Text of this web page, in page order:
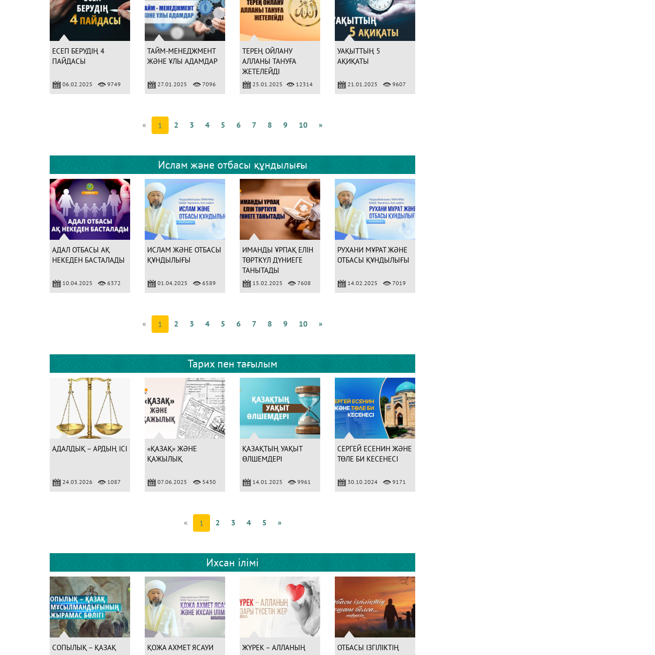
ЕСЕП БЕРУДІҢ 4
ПАЙДАСЫ
06.02.2025 9749
ТАЙМ-МЕНЕДЖМЕНТ
ЖӘНЕ ҰЛЫ АДАМДАР
27.01.2025 7096
ТЕРЕҢ ОЙЛАНУ
АЛЛАНЫ ТАНУҒА
ЖЕТЕЛЕЙДІ
25.01.2025 12314
УАҚЫТТЫҢ 5
АҚИҚАТЫ
21.01.2025 9607
« 1 2 3 4 5 6 7 8 9 10 »
Ислам және отбасы құндылығы
АДАЛ ОТБАСЫ АҚ
НЕКЕДЕН БАСТАЛАДЫ
10.04.2025 6372
ИСЛАМ ЖӘНЕ ОТБАСЫ
ҚҰНДЫЛЫҒЫ
01.04.2025 6589
ИМАНДЫ ҰРПАҚ ЕЛІН
ТӨРТКҮЛ ДҮНИЕГЕ
ТАНЫТАДЫ
15.02.2025 7608
РУХАНИ МҰРАТ ЖӘНЕ
ОТБАСЫ ҚҰНДЫЛЫҒЫ
14.02.2025 7019
« 1 2 3 4 5 6 7 8 9 10 »
Тарих пен тағылым
АДАЛДЫҚ – АРДЫҢ ІСІ
24.03.2026 1087
«ҚАЗАҚ» ЖӘНЕ
ҚАЖЫЛЫҚ
07.06.2025 5430
ҚАЗАҚТЫҢ УАҚЫТ
ӨЛШЕМДЕРІ
14.01.2025 9961
СЕРГЕЙ ЕСЕНИН ЖӘНЕ
ТӨЛЕ БИ КЕСЕНЕСІ
30.10.2024 9171
« 1 2 3 4 5 »
Ихсан ілімі
СОПЫЛЫҚ – ҚАЗАҚ
ҚОЖА АХМЕТ ЯСАУИ
ЖҮРЕК – АЛЛАНЫҢ
ОТБАСЫ ІЗГІЛІКТІҢ